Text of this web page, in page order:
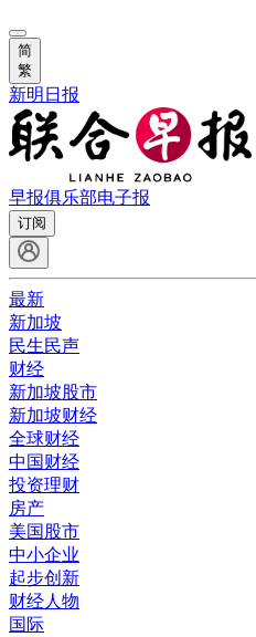
简
繁
新明日报
早报俱乐部电子报
订阅
最新
新加坡
民生民声
财经
新加坡股市
新加坡财经
全球财经
中国财经
投资理财
房产
美国股市
中小企业
起步创新
财经人物
国际